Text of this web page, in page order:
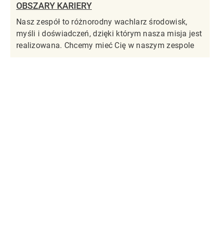
OBSZARY KARIERY
Nasz zespół to różnorodny wachlarz środowisk,
myśli i doświadczeń, dzięki którym nasza misja jest
realizowana. Chcemy mieć Cię w naszym zespole